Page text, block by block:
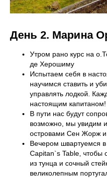
День 2. Марина
Утром рано курс на
де Херошиму
Испытаем себя в
научимся ставить и
управлять лодкой.
настоящим капитаном!
В пути нас будут
возможно, мы увидим
островами Сен Жорж и
Вечером швартуемся
Capitan`s Table, чтобы
из тунца и сочный
великолепным